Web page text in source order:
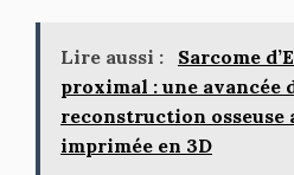
Lire aussi :
Sarcome
proximal : une avancée
reconstruction osseuse
imprimée en 3D